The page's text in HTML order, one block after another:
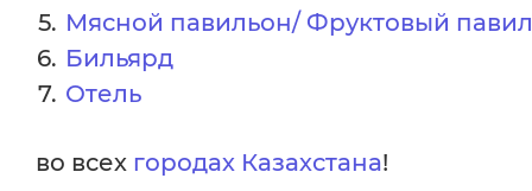
Мясной павильон/ Фруктовый
Бильярд
Отель
во всех городах Казахстана!